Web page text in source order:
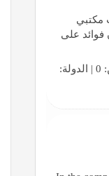
مكتبي
فوائد على